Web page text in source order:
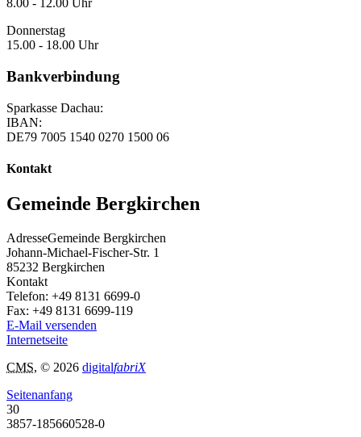
8.00 - 12.00 Uhr
Donnerstag
15.00 - 18.00 Uhr
Bankverbindung
Sparkasse Dachau:
IBAN:
DE79 7005 1540 0270 1500 06
Kontakt
Gemeinde Bergkirchen
AdresseGemeinde Bergkirchen
Johann-Michael-Fischer-Str. 1
85232 Bergkirchen
Kontakt
Telefon: +49 8131 6699-0
Fax: +49 8131 6699-119
E-Mail versenden
Internetseite
CMS, © 2026 digitalfabriX
Seitenanfang
30
3857-185660528-0